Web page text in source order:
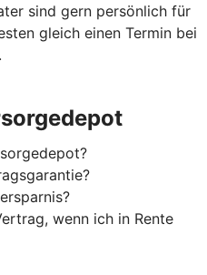
sind gern persönlich für
gleich einen Termin bei
wenn ich in Rente